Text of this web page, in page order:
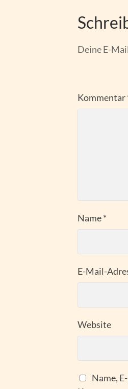
Deine E-
Kommentar
Name*
E-Mail-
Website
Name,